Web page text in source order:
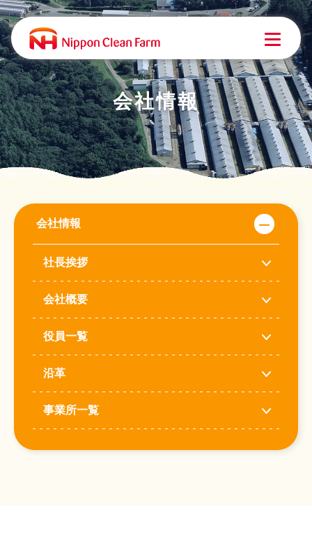
会社情報
会社情報
社長挨拶
会社概要
役員一覧
沿革
事業所一覧